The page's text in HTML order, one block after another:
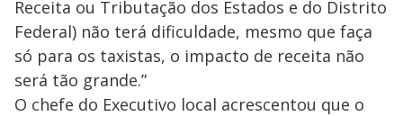
Receita ou Tributação dos Estados e do Distrito
Federal) não terá dificuldade, mesmo que faça
só para os taxistas, o impacto de receita não
será tão grande.”
O chefe do Executivo local acrescentou que o